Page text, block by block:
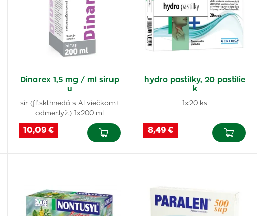
Dinarex 1,5 mg / ml sirup
u
sir (fľ.skl.hnedá s Al viečkom+
odmer.lyž.) 1x200 ml
10,09 €
hydro pastilky, 20 pastilie
k
1x20 ks
8,49 €